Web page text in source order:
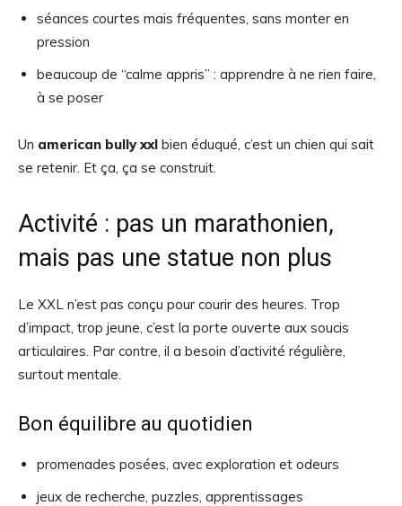
séances courtes mais fréquentes, sans monter en
pression
beaucoup de “calme appris” : apprendre à ne rien faire,
à se poser
Un american bully xxl bien éduqué, c’est un chien qui sait
se retenir. Et ça, ça se construit.
Activité : pas un marathonien,
mais pas une statue non plus
Le XXL n’est pas conçu pour courir des heures. Trop
d’impact, trop jeune, c’est la porte ouverte aux soucis
articulaires. Par contre, il a besoin d’activité régulière,
surtout mentale.
Bon équilibre au quotidien
promenades posées, avec exploration et odeurs
jeux de recherche, puzzles, apprentissages